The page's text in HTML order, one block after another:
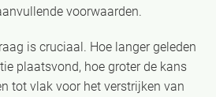
voorwaarden.
is cruciaal. Hoe langer geleden
plaatsvond, hoe groter de kans
tot vlak voor het verstrijken van